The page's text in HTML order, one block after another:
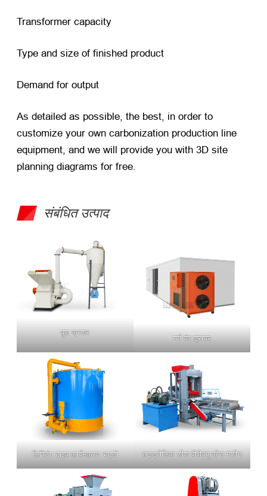
Transformer capacity
Type and size of finished product
Demand for output
As detailed as possible, the best, in order to
customize your own carbonization production line
equipment, and we will provide you with 3D site
planning diagrams for free.
संबंधित उत्पाद
वुड क्रशर
गर्म पंप ड्रायर
लिफ्टिंग टाइप कार्बनकरण भट्ठी हाइड्रोलिक शीश बीबीक्यू प्रेस मशीन